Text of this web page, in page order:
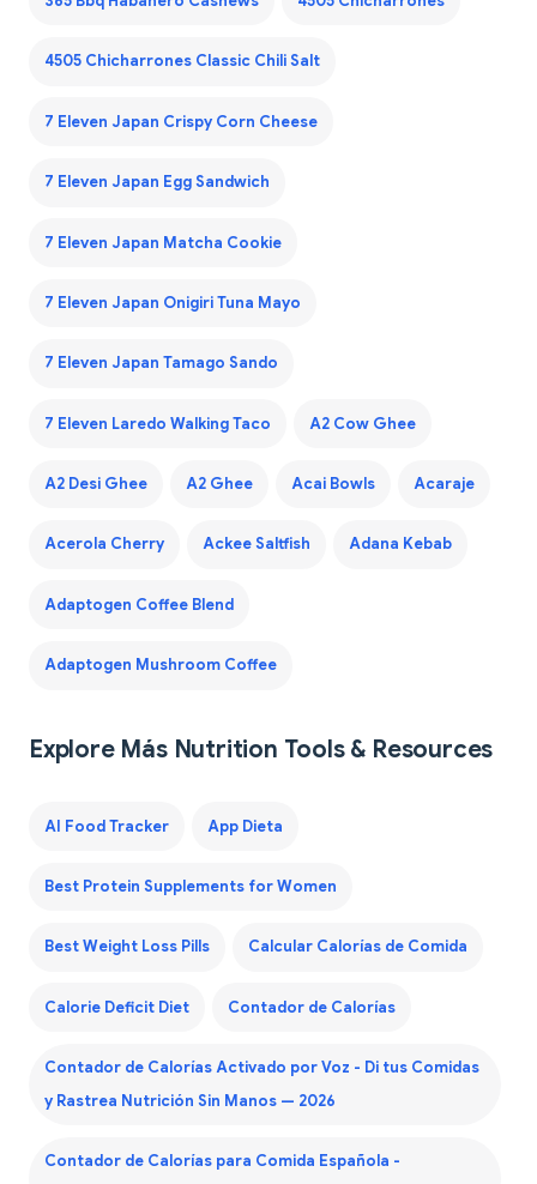
4505 Chicharrones Classic Chili Salt
7 Eleven Japan Crispy Corn Cheese
7 Eleven Japan Egg Sandwich
7 Eleven Japan Matcha Cookie
7 Eleven Japan Onigiri Tuna Mayo
7 Eleven Japan Tamago Sando
7 Eleven Laredo Walking Taco A2 Cow Ghee
A2 Desi Ghee A2 Ghee Acai Bowls Acaraje
Acerola Cherry Ackee Saltfish Adana Kebab
Adaptogen Coffee Blend
Adaptogen Mushroom Coffee
Explore Más Nutrition Tools & Resources
AI Food Tracker App Dieta
Best Protein Supplements for Women
Best Weight Loss Pills Calcular Calorías de Comida
Calorie Deficit Diet Contador de Calorías
Contador de Calorías Activado por Voz - Di tus Comidas
y Rastrea Nutrición Sin Manos — 2026
Contador de Calorías para Comida Española -